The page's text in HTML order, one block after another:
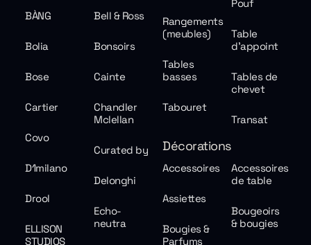
BÀNG Bell & Ross
Bolia Bonsoirs
Bose Cainte
Cartier
Chandler
Mclellan
Covo
Curated by
D1milano
Delonghi
Drool
Echo-
neutra
ELLISON
STUDIOS
Pouf
Rangements
(meubles)
Table
d'appoint
Tables
basses
Tables de
chevet
Tabouret
Transat
Décorations
Accessoires
Accessoires
de table
Assiettes
Bougeoirs
& bougies
Bougies &
Parfums